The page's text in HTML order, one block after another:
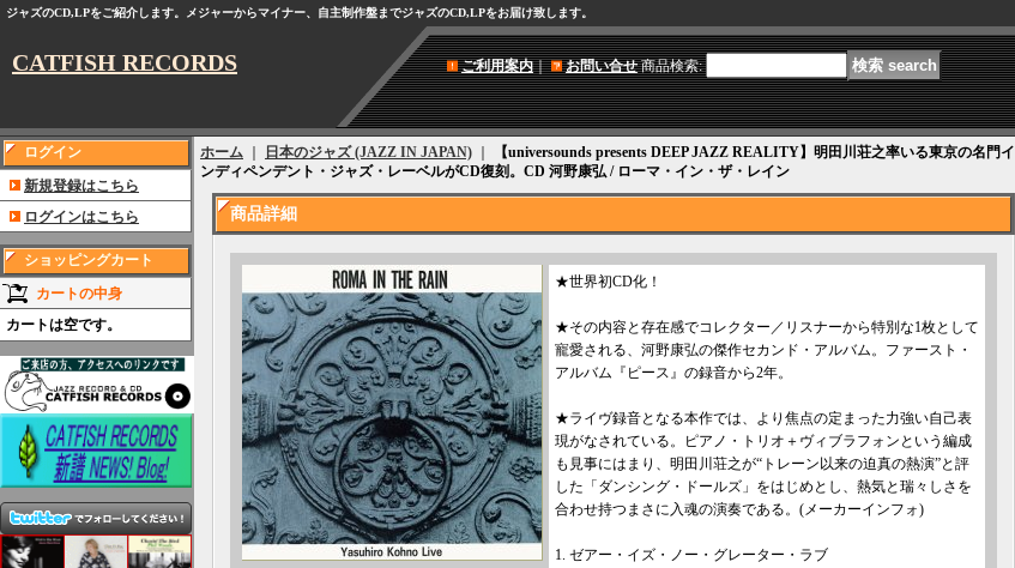
ジャズのCD,LPをご紹介します。メジャーからマイナー、自主制作盤までジャズのCD,LPをお届け致します。
CATFISH RECORDS ご利用案内｜ お問い合せ 商品検索:
ログイン
新規登録はこちら
ログインはこちら
ショッピングカート
カートの中身
カートは空です。
ホーム 日本のジャズ (JAZZ IN JAPAN)
【universounds presents DEEP JAZZ REALITY】明田川荘之率いる東京の名門イ
ンディペンデント・ジャズ・レーベルがCD復刻。CD 河野康弘 / ローマ・イン・ザ・レイン
商品詳細
★世界初CD化！
★その内容と存在感でコレクター／リスナーから特別な1枚として
寵愛される、河野康弘の傑作セカンド・アルバム。ファースト・
アルバム『ピース』の録音から2年。
★ライヴ録音となる本作では、より焦点の定まった力強い自己表
現がなされている。ピアノ・トリオ＋ヴィブラフォンという編成
も見事にはまり、明田川荘之が“トレーン以来の迫真の熱演”と評
した「ダンシング・ドールズ」をはじめとし、熱気と瑞々しさを
合わせ持つまさに入魂の演奏である。(メーカーインフォ)
1. ゼアー・イズ・ノー・グレーター・ラブ